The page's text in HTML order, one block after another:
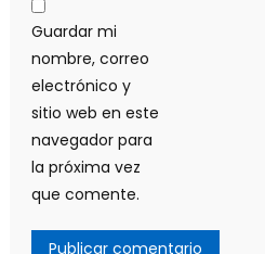
Guardar mi
nombre, correo
electrónico y
sitio web en este
navegador para
la próxima vez
que comente.